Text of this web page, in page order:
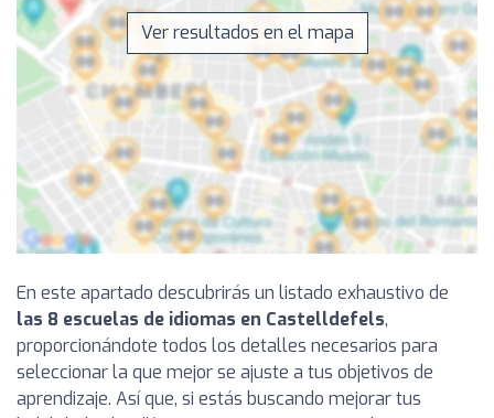
Ver resultados en el mapa
En este apartado descubrirás un listado exhaustivo de
las 8 escuelas de idiomas en Castelldefels,
proporcionándote todos los detalles necesarios para
seleccionar la que mejor se ajuste a tus objetivos de
aprendizaje. Así que, si estás buscando mejorar tus